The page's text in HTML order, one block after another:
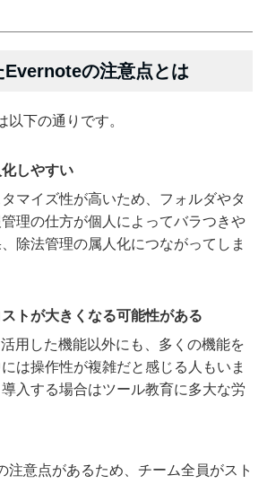
Evernoteの注意点とは
以下の通りです。
しやすい
マイズ性が高いため、フォルダやタ
理の仕方が個人によってバラつきや
除法管理の属人化につながってしま
トが大きくなる可能性がある
用した機能以外にも、多くの機能を
は操作性が複雑だと感じる人もいま
入する場合はツール教育に多大な労
注意点があるため、チーム全員がスト